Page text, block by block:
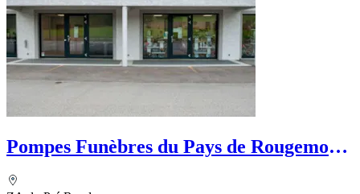
Pompes Funèbres du Pays de Rougemont